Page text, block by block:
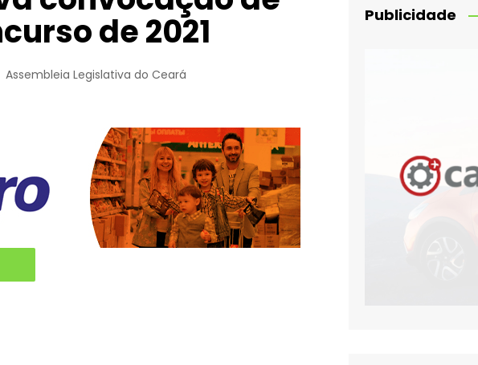
de 2021
Assembleia Legislativa do Ceará
Publicidade